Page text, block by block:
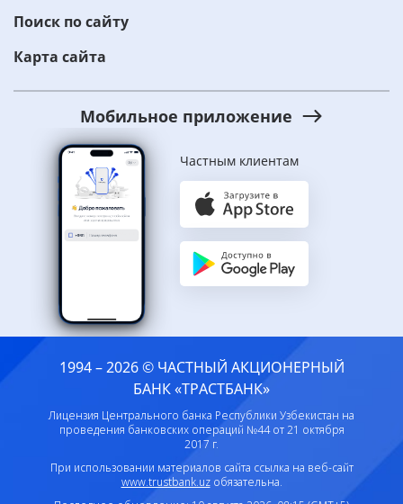
Поиск по сайту
Карта сайта
Мобильное приложение
Частным клиентам
1994 – 2026 © ЧАСТНЫЙ АКЦИОНЕРНЫЙ
БАНК «ТРАСТБАНК»
Лицензия Центрального банка Республики Узбекистан на
проведения банковских операций №44 от 21 октября
2017 г.
При использовании материалов сайта ссылка на веб-сайт
www.trustbank.uzобязательна.